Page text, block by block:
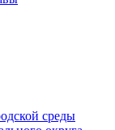
среды